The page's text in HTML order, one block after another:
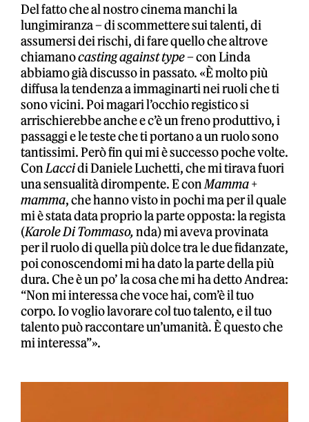
Del fatto che al nostro cinema manchi la
lungimiranza – di scommettere sui talenti, di
assumersi dei rischi, di fare quello che altrove
chiamanocasting against type– con Linda
abbiamo già discusso in passato. «È molto più
diffusa la tendenza a immaginarti nei ruoli che ti
sono vicini. Poi magari l’occhio registico si
arrischierebbe anche e c’è un freno produttivo, i
passaggi e le teste che ti portano a un ruolo sono
tantissimi. Però fin qui mi è successo poche volte.
ConLaccidi Daniele Luchetti, che mi tirava fuori
una sensualità dirompente. E conMamma +
mamma, che hanno visto in pochi ma per il quale
mi è stata data proprio la parte opposta: la regista
(Karole Di Tommaso,nda) mi aveva provinata
per il ruolo di quella più dolce tra le due fidanzate,
poi conoscendomi mi ha dato la parte della più
dura. Che è un po’ la cosa che mi ha detto Andrea:
“Non mi interessa che voce hai, com’è il tuo
corpo. Io voglio lavorare col tuo talento, e il tuo
talento può raccontare un’umanità. È questo che
mi interessa”».